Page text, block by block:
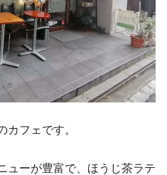
カフェです。
ューが豊富で、ほうじ茶ラテ